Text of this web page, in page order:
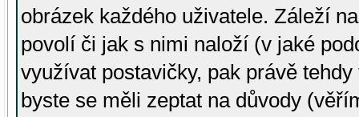
obrázek každého uživatele. Záleží
povolí či jak s nimi naloží (v jaké
využívat postavičky, pak právě
byste se měli zeptat na důvody